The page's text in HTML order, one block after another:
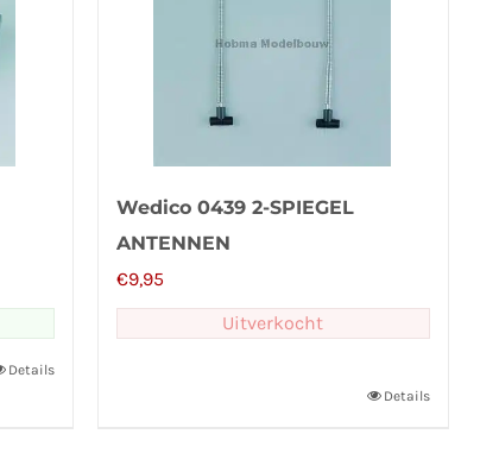
Details
Wedico 0439 2-SPIEGEL
ANTENNEN
€9,95
Uitverkocht
Details